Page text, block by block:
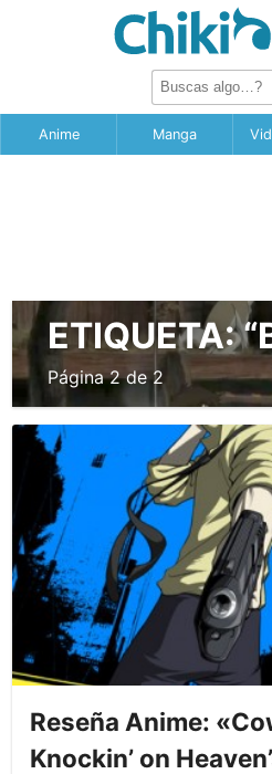
Anime Manga
ETIQUETA:
Página 2 de 2
Reseña Anime:
Knockin’ on